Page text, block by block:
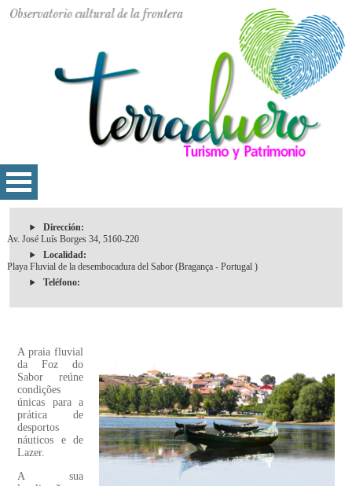
Dirección:
Av. José Luís Borges 34, 5160-220
Localidad:
Playa Fluvial de la desembocadura del Sabor (Bragança - Portugal )
Teléfono:
A praia fluvial
da Foz do
Sabor reúne
condições
únicas para a
prática de
desportos
náuticos e de
Lazer.
A sua